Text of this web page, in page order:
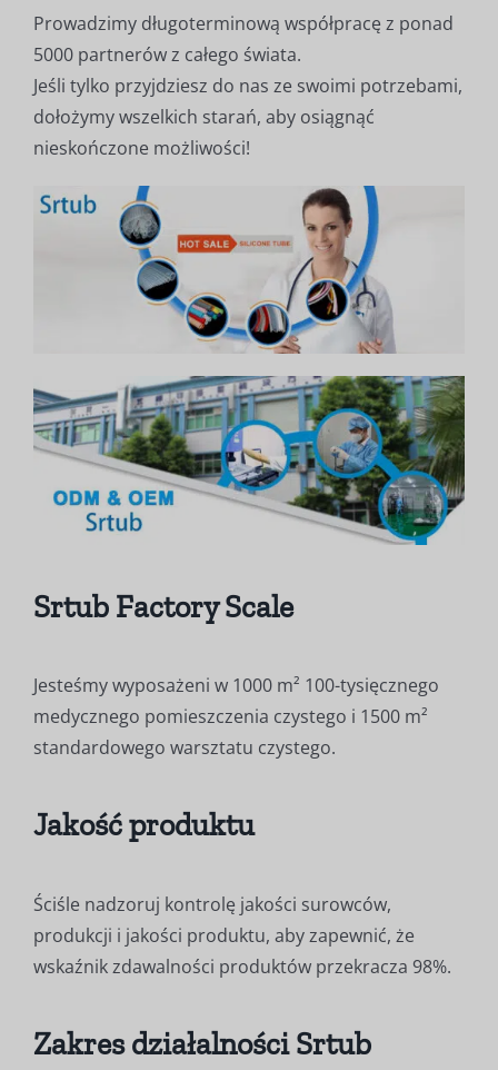
Prowadzimy długoterminową współpracę z ponad
5000 partnerów z całego świata.
Jeśli tylko przyjdziesz do nas ze swoimi potrzebami,
dołożymy wszelkich starań, aby osiągnąć
nieskończone możliwości!
Srtub Factory Scale
Jesteśmy wyposażeni w 1000 m² 100-tysięcznego
medycznego pomieszczenia czystego i 1500 m²
standardowego warsztatu czystego.
Jakość produktu
Ściśle nadzoruj kontrolę jakości surowców,
produkcji i jakości produktu, aby zapewnić, że
wskaźnik zdawalności produktów przekracza 98%.
Zakres działalności Srtub